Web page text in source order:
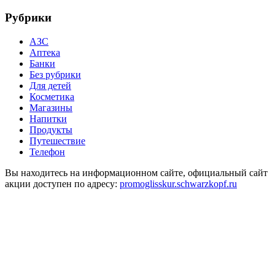
Рубрики
АЗС
Аптека
Банки
Без рубрики
Для детей
Косметика
Магазины
Напитки
Продукты
Путешествие
Телефон
Вы находитесь на информационном сайте, официальный сайт
акции доступен по адресу: promoglisskur.schwarzkopf.ru